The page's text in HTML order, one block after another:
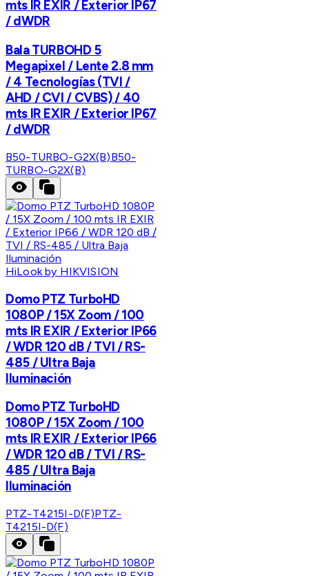
mts IR EXIR / Exterior IP67
/ dWDR
Bala TURBOHD 5
Megapixel / Lente 2.8 mm
/ 4 Tecnologías (TVI /
AHD / CVI / CVBS) / 40
mts IR EXIR / Exterior IP67
/ dWDR
B50-TURBO-G2X(B)B50-
TURBO-G2X(B)
HiLook by HIKVISION
Domo PTZ TurboHD
1080P / 15X Zoom / 100
mts IR EXIR / Exterior IP66
/ WDR 120 dB / TVI / RS-
485 / Ultra Baja
Iluminación
Domo PTZ TurboHD
1080P / 15X Zoom / 100
mts IR EXIR / Exterior IP66
/ WDR 120 dB / TVI / RS-
485 / Ultra Baja
Iluminación
PTZ-T4215I-D(F)PTZ-
T4215I-D(F)